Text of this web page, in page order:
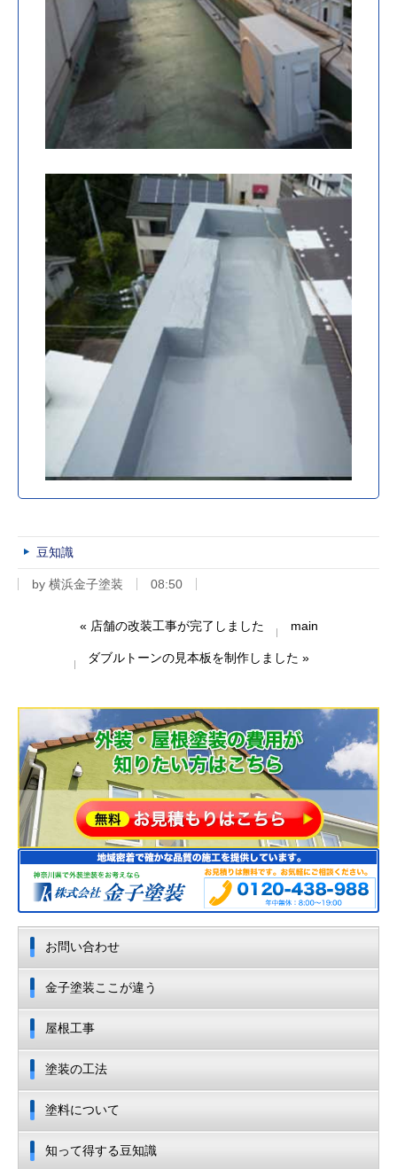
豆知識
by 横浜金子塗装 08:50
« 店舗の改装工事が完了しました main
ダブルトーンの見本板を制作しました »
お問い合わせ
金子塗装ここが違う
屋根工事
塗装の工法
塗料について
知って得する豆知識